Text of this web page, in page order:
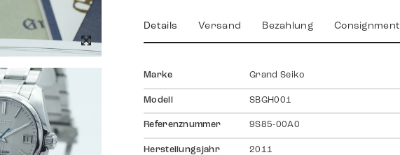
Details Versand Bezahlung Consignment
Marke Grand Seiko
Modell SBGH001
Referenznummer 9S85-00A0
Herstellungsjahr 2011